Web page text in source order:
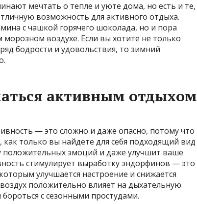
мечтать о тепле и уюте дома, но есть и те,
возможность для активного отдыха.
с чашкой горячего шоколада, но и пора
воздухе. Если вы хотите не только
бодрости и удовольствия, то зимний
активным отдыхом
— это сложно и даже опасно, потому что
только вы найдете для себя подходящий вид
положительных эмоций и даже улучшит ваше
стимулирует выработку эндорфинов — это
улучшается настроение и снижается
положительно влияет на дыхательную
с сезонными простудами.